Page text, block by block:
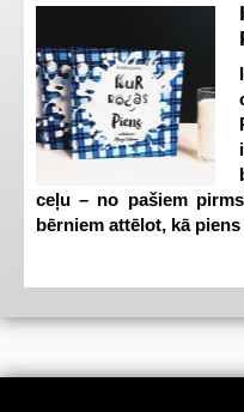
ceļu – no pašiem
bērniem attēlot, kā